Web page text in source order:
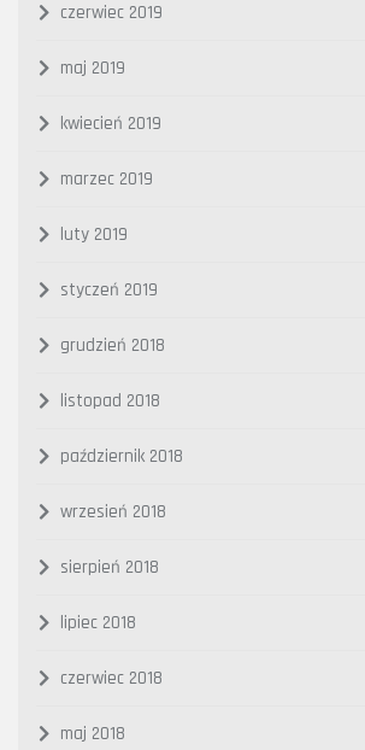
czerwiec 2019
maj 2019
kwiecień 2019
marzec 2019
luty 2019
styczeń 2019
grudzień 2018
listopad 2018
październik 2018
wrzesień 2018
sierpień 2018
lipiec 2018
czerwiec 2018
maj 2018